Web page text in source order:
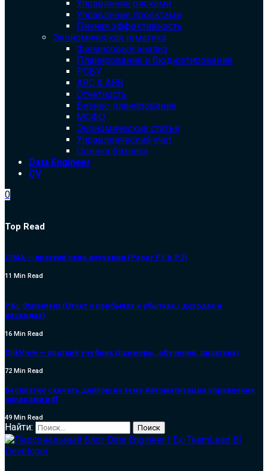
Управление рисками
Управление проектами
Личная эффективность
Экономическая тематика
Финансовый анализ
Планирование и бюджетирование
РСБУ
ABC & ABB
Отчетность
Бизнес-планирование
МСФО
Экономические статьи
Управленческий учет
Оценка бизнеса
Data Engineer
CV
0
Top Read
CIMA — краткий план изучения (Paper P1 & P2)
11 Min Read
P&L Statement (Отчет о прибылях и убытках / доходах и
расходах)
16 Min Read
QlikView — краткий учебник (примеры, обучение, практика)
72 Min Read
Бесплатно скачать диплом на тему Автоматизация управления
запасами pdf
49 Min Read
Найти: